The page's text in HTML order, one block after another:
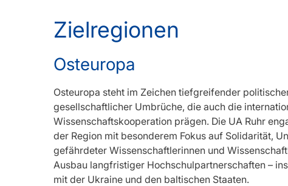
Zielregionen
Osteuropa
Osteuropa steht im Zeichen tiefgreifender
gesellschaftlicher Umbrüche, die auch die
Wissenschaftskooperation prägen. Die UA Ruhr
der Region mit besonderem Fokus auf Solidarität,
gefährdeter Wissenschaftlerinnen und
Ausbau langfristiger Hochschulpartnerschaften –
mit der Ukraine und den baltischen Staaten.